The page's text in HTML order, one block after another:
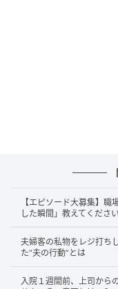
オニオンフライを
オさんでしたが、
し、一口食べると
まい」と夢中で食
さんは、呆れたよ
【エピソード大募集】
した瞬間」教えてくださ
夫婦客の私物をレジ打ち
た“夫の行動”とは
入院１週間前、上司から